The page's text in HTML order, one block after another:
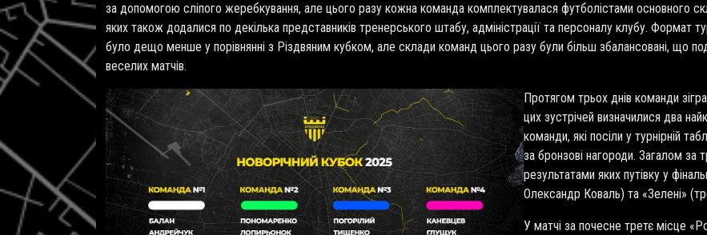
за допомогою сліпого жеребкування, але цього разу кожна команда комплектувалася футболістами основного
яких також додалися по декілька представників тренерського штабу, адміністрації та персоналу клубу. Формат
було дещо менше у порівнянні з Різдвяним кубком, але склади команд цього разу були більш збалансовані, що
веселих матчів.
Протягом трьох днів команди
цих зустрічей визначилися два
команди, які посіли у турнірній
за бронзові нагороди. Загалом за
результатами яких путівку у
Олександр Коваль) та «Зелені»
У матчі за почесне третє місце